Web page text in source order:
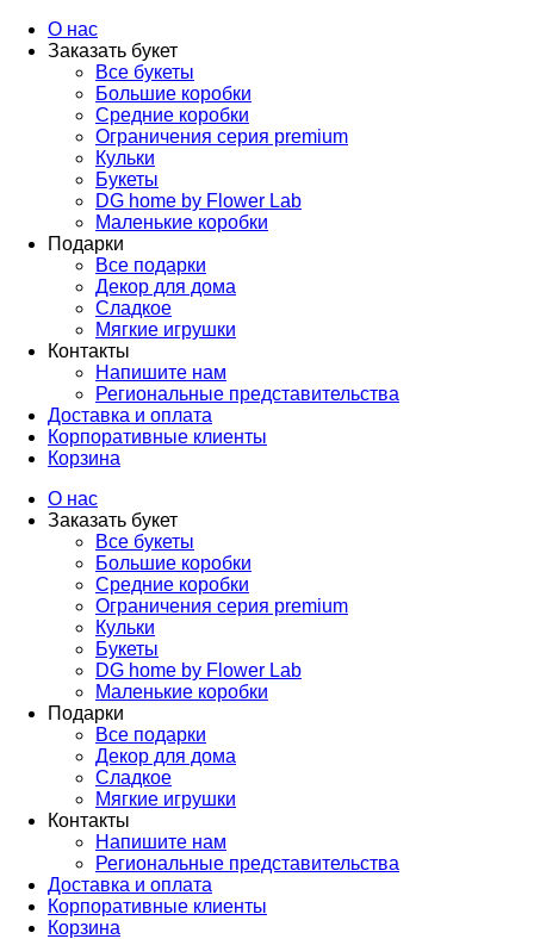
О нас
Заказать букет
Все букеты
Большие коробки
Средние коробки
Ограничения серия premium
Кульки
Букеты
DG home by Flower Lab
Маленькие коробки
Подарки
Все подарки
Декор для дома
Сладкое
Мягкие игрушки
Контакты
Напишите нам
Региональные представительства
Доставка и оплата
Корпоративные клиенты
Корзина
О нас
Заказать букет
Все букеты
Большие коробки
Средние коробки
Ограничения серия premium
Кульки
Букеты
DG home by Flower Lab
Маленькие коробки
Подарки
Все подарки
Декор для дома
Сладкое
Мягкие игрушки
Контакты
Напишите нам
Региональные представительства
Доставка и оплата
Корпоративные клиенты
Корзина